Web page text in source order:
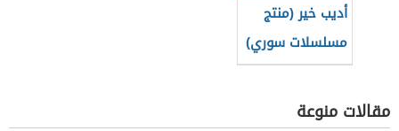
أديب خير (منتج
مسلسلات سوري)
مقالات منوعة